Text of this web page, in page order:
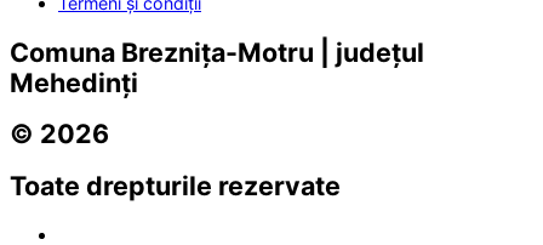
Comuna Breznița-Motru | județul
Mehedinți
© 2026
Toate drepturile rezervate